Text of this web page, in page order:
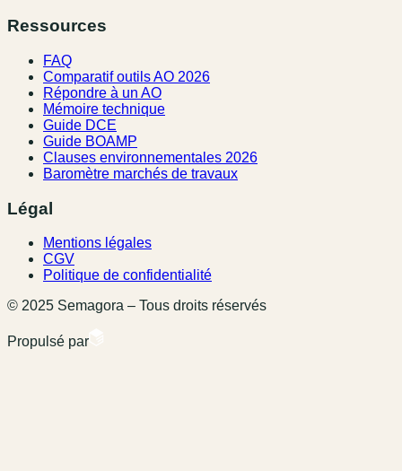
Ressources
FAQ
Comparatif outils AO 2026
Répondre à un AO
Mémoire technique
Guide DCE
Guide BOAMP
Clauses environnementales 2026
Baromètre marchés de travaux
Légal
Mentions légales
CGV
Politique de confidentialité
© 2025 Semagora – Tous droits réservés
Propulsé par